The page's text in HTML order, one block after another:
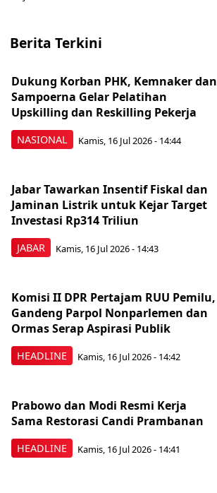
Berita Terkini
NASIONAL
Dukung Korban PHK, Kemnaker dan
Sampoerna Gelar Pelatihan
Upskilling dan Reskilling Pekerja
Kamis, 16 Jul 2026 - 14:44
JABAR
Jabar Tawarkan Insentif Fiskal dan
Jaminan Listrik untuk Kejar Target
Investasi Rp314 Triliun
Kamis, 16 Jul 2026 - 14:43
HEADLINE
Komisi II DPR Pertajam RUU Pemilu,
Gandeng Parpol Nonparlemen dan
Ormas Serap Aspirasi Publik
Kamis, 16 Jul 2026 - 14:42
HEADLINE
Prabowo dan Modi Resmi Kerja
Sama Restorasi Candi Prambanan
Kamis, 16 Jul 2026 - 14:41